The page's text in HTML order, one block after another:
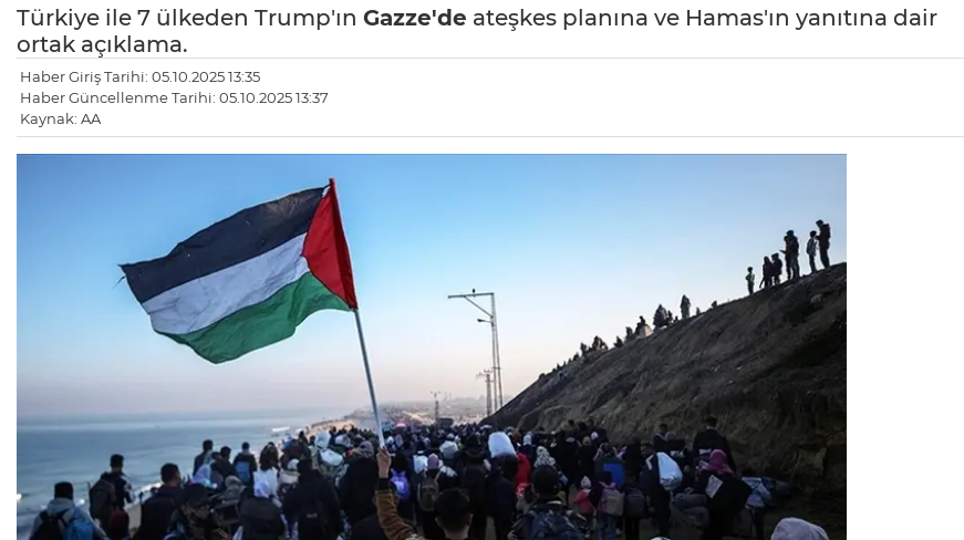
Türkiye ile 7 ülkeden Trump'ın Gazze'de ateşkes planına ve Hamas'ın yanıtına dair
ortak açıklama.
Haber Giriş Tarihi: 05.10.2025 13:35
Haber Güncellenme Tarihi: 05.10.2025 13:37
Kaynak: AA